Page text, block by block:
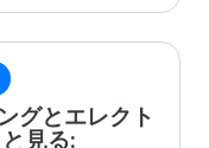
グとエレクト
見る: